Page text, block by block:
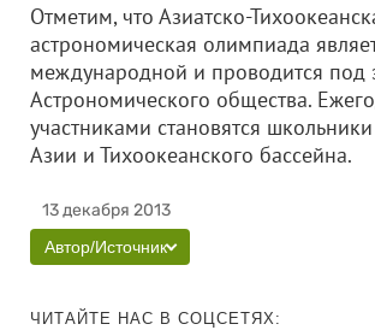
Отметим, что Азиатско-
астрономическая олимпиада
международной и проводится под
Астрономического общества.
участниками становятся
Азии и Тихоокеанского
13 декабря 2013
Автор/Источник
ЧИТАЙТЕ НАС В СОЦСЕТЯХ: